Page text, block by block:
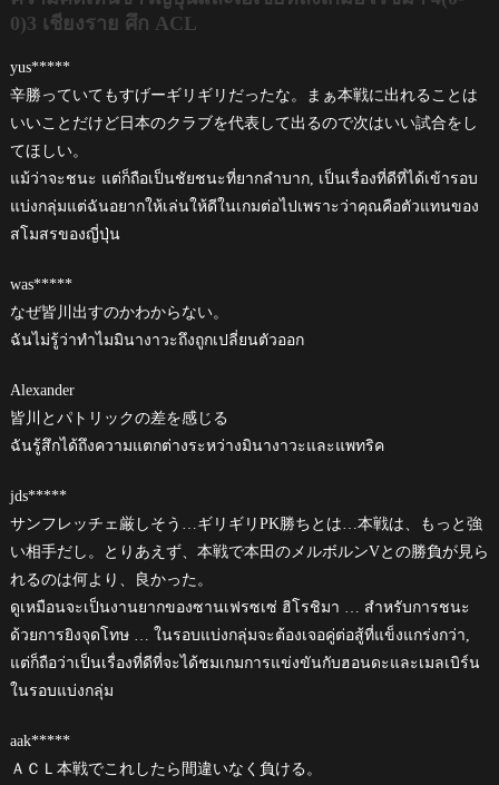
0)3 เชียงราย ศึก ACL
yus*****
辛勝っていてもすげーギリギリだったな。まぁ本戦に出れることは
いいことだけど日本のクラブを代表して出るので次はいい試合をし
てほしい。
แม้ว่าจะชนะ แต่ก็ถือเป็นชัยชนะที่ยากลำบาก, เป็นเรื่องที่ดีที่ได้เข้ารอบ
แบ่งกลุ่มแต่ฉันอยากให้เล่นให้ดีในเกมต่อไปเพราะว่าคุณคือตัวแทนของ
สโมสรของญี่ปุ่น
was*****
なぜ皆川出すのかわからない。
ฉันไม่รู้ว่าทำไมมินางาวะถึงถูกเปลี่ยนตัวออก
Alexander
皆川とパトリックの差を感じる
ฉันรู้สึกได้ถึงความแตกต่างระหว่างมินางาวะและแพทริค
jds*****
サンフレッチェ厳しそう…ギリギリPK勝ちとは…本戦は、もっと強
い相手だし。とりあえず、本戦で本田のメルボルンVとの勝負が見ら
れるのは何より、良かった。
ดูเหมือนจะเป็นงานยากของซานเฟรซเซ่ ฮิโรชิมา … สำหรับการชนะ
ด้วยการยิงจุดโทษ … ในรอบแบ่งกลุ่มจะต้องเจอคู่ต่อสู้ที่แข็งแกร่งกว่า,
แต่ก็ถือว่าเป็นเรื่องที่ดีที่จะได้ชมเกมการแข่งขันกับฮอนดะและเมลเบิร์น
ในรอบแบ่งกลุ่ม
aak*****
ＡＣＬ本戦でこれしたら間違いなく負ける。